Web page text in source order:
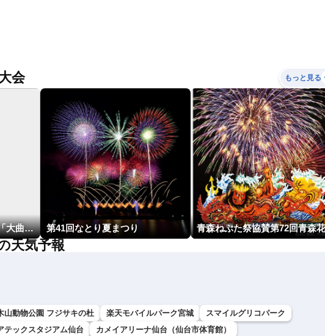
会 もっと見る
第98回全国花火競技大会「大曲の花火」 第41回なとり夏まつり
天気予報
山動物公園 フジサキの杜 楽天モバイルパーク宮城
スマイルグリコパーク
テックスタジアム仙台
カメイアリーナ仙台（仙台市体育館）